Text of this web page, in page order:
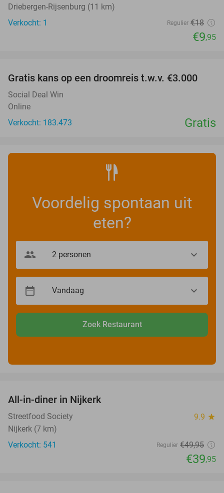
Driebergen-Rijsenburg (11 km)
Verkocht: 1
Regulier €18
€9,95
Gratis kans op een droomreis t.w.v. €3.000
Social Deal Win
Online
Verkocht: 183.473
Gratis
Voordelig spontaan uit
eten?
Zoek Restaurant
All-in-diner in Nijkerk
Streetfood Society 9.9 star
Nijkerk (7 km)
Verkocht: 541
Regulier €49,95
€39,95